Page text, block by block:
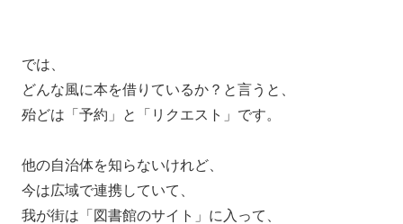
では、
どんな風に本を借りているか？と言うと、
殆どは「予約」と「リクエスト」です。
他の自治体を知らないけれど、
今は広域で連携していて、
我が街は「図書館のサイト」に入って、